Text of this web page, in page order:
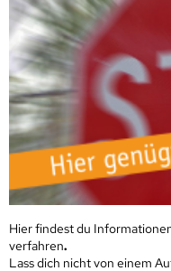
Hier findest du
verfahren.
Lass dich nicht von einem